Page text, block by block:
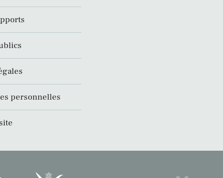
personnelles